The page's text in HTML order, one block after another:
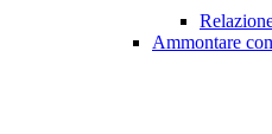
Ammontare